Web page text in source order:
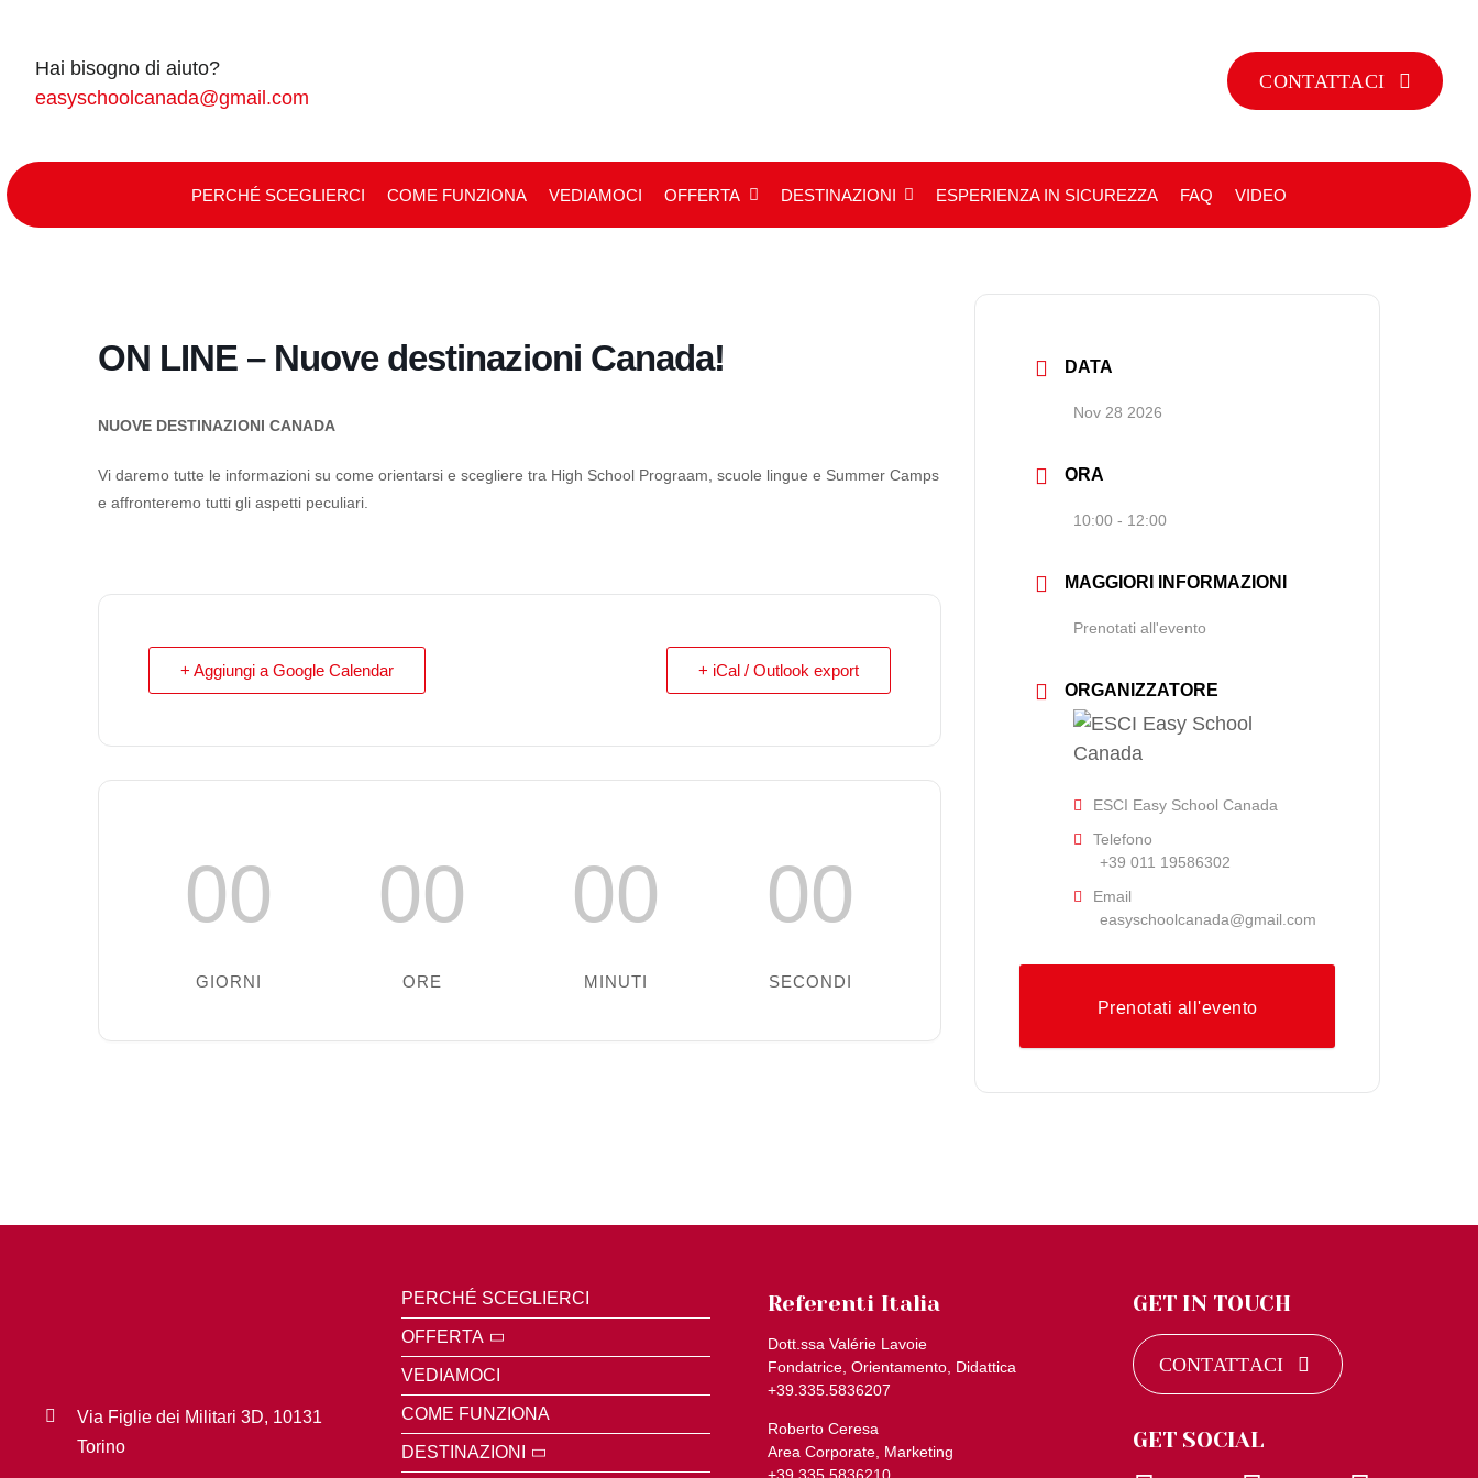
contentHai bisogno di aiuto?
easyschoolcanada@gmail.com
CONTATTACI
PERCHÉ SCEGLIERCI COME FUNZIONA VEDIAMOCI OFFERTA DESTINAZIONI ESPERIENZA IN SICUREZZA FAQ VIDEO
ON LINE – Nuove destinazioni Canada!
NUOVE DESTINAZIONI CANADA
Vi daremo tutte le informazioni su come orientarsi e scegliere tra High School Prograam, scuole lingue e Summer Camps
e affronteremo tutti gli aspetti peculiari.
+ Aggiungi a Google Calendar + iCal / Outlook export
00
GIORNI
00
ORE
00
MINUTI
00
SECONDI
DATA
Nov 28 2026
ORA
10:00 - 12:00
MAGGIORI INFORMAZIONI
Prenotati all'evento
ORGANIZZATORE
ESCI Easy School Canada
Telefono
+39 011 19586302
Email
easyschoolcanada@gmail.com
Prenotati all'evento
Via Figlie dei Militari 3D, 10131
Torino
PERCHÉ SCEGLIERCI
OFFERTA
VEDIAMOCI
COME FUNZIONA
DESTINAZIONI
Referenti Italia
Dott.ssa Valérie Lavoie
Fondatrice, Orientamento, Didattica
+39.335.5836207
Roberto Ceresa
Area Corporate, Marketing
+39.335.5836210
GET IN TOUCH
CONTATTACI
GET SOCIAL